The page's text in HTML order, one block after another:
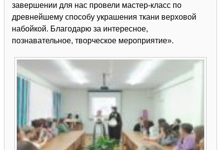
завершении для нас провели мастер-класс по
древнейшему способу украшения ткани верховой
набойкой. Благодарю за интересное,
познавательное, творческое мероприятие».